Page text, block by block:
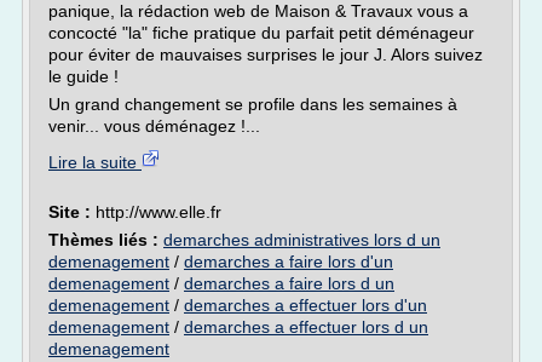
panique, la rédaction web de Maison & Travaux vous a
concocté "la" fiche pratique du parfait petit déménageur
pour éviter de mauvaises surprises le jour J. Alors suivez
le guide !
Un grand changement se profile dans les semaines à
venir... vous déménagez !...
Lire la suite
Site : http://www.elle.fr
Thèmes liés : demarches administratives lors d un
demenagement / demarches a faire lors d'un
demenagement / demarches a faire lors d un
demenagement / demarches a effectuer lors d'un
demenagement / demarches a effectuer lors d un
demenagement